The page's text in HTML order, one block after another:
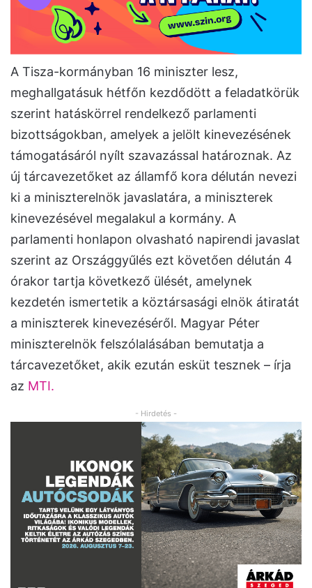
A Tisza-kormányban 16 miniszter lesz,
meghallgatásuk hétfőn kezdődött a feladatkörük
szerint hatáskörrel rendelkező parlamenti
bizottságokban, amelyek a jelölt kinevezésének
támogatásáról nyílt szavazással határoznak. Az
új tárcavezetőket az államfő kora délután nevezi
ki a miniszterelnök javaslatára, a miniszterek
kinevezésével megalakul a kormány. A
parlamenti honlapon olvasható napirendi javaslat
szerint az Országgyűlés ezt követően délután 4
órakor tartja következő ülését, amelynek
kezdetén ismertetik a köztársasági elnök átiratát
a miniszterek kinevezéséről. Magyar Péter
miniszterelnök felszólalásában bemutatja a
tárcavezetőket, akik ezután esküt tesznek – írja
az MTI.
- Hirdetés -